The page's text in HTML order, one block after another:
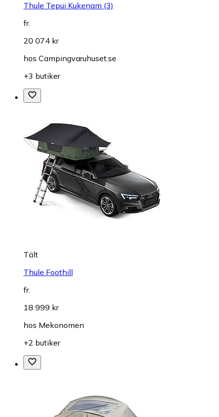
Thule Tepui Kukenam (3)
fr.
20 074 kr
hos Campingvaruhuset.se
+3 butiker
Tält
Thule Foothill
fr.
18 999 kr
hos Mekonomen
+2 butiker